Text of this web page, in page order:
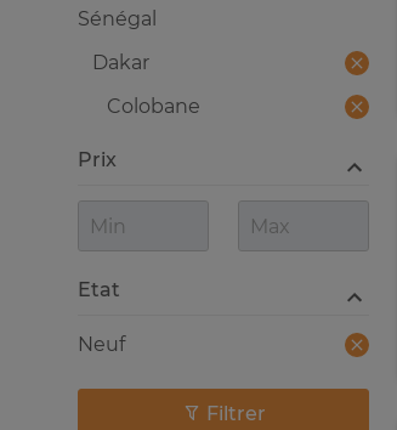
Sénégal
Dakar
Colobane
Prix
Etat
Neuf
Filtrer